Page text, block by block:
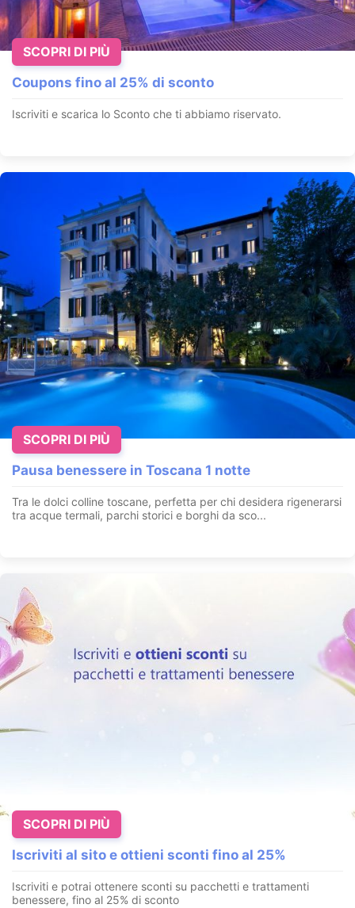
Coupons fino al 25% di sconto
Iscriviti e scarica lo Sconto che ti abbiamo riservato.
SCOPRI DI PIÙ
Pausa benessere in Toscana 1 notte
Tra le dolci colline toscane, perfetta per chi desidera rigenerarsi
tra acque termali, parchi storici e borghi da sco...
SCOPRI DI PIÙ
Iscriviti al sito e ottieni sconti fino al 25%
Iscriviti e potrai ottenere sconti su pacchetti e trattamenti
benessere, fino al 25% di sconto
SCOPRI DI PIÙ